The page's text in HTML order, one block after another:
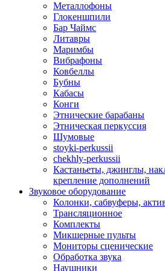
Металлофоны
Глокеншпили
Бар Чаймс
Литавры
Маримбы
Вибрафоны
Ковбеллы
Бубны
Кабасы
Конги
Этнические барабаны
Этническая перкуссия
Шумовые
stoyki-perkussii
chekhly-perkussii
Кастаньеты, джинглы,
крепление дополнений
Звуковое оборудование
Колонки, сабвуферы,
Трансляционное
Комплекты
Микшерные пульты
Мониторы сценические
Обработка звука
Наушники